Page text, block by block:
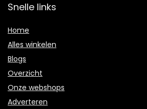
Snelle links
Home
Alles winkelen
Blogs
Overzicht
Onze webshops
Adverteren